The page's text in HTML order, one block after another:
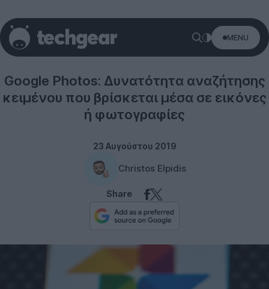
MENU
Google Photos: Δυνατότητα αναζήτησης
κειμένου που βρίσκεται μέσα σε εικόνες
ή φωτογραφίες
23 Αυγούστου 2019
Christos Elpidis
Share